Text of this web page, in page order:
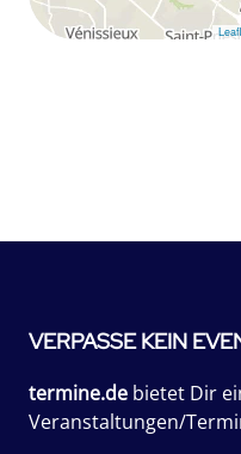
VERPASSE KEIN
termine.de bietet Dir
Veranstaltungen/